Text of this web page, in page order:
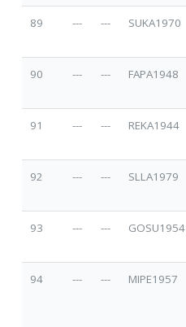
89 --- --- SUKA1970
90 --- --- FAPA1948
91 --- --- REKA1944
92 --- --- SLLA1979
93 --- --- GOSU1954
94 --- --- MIPE1957